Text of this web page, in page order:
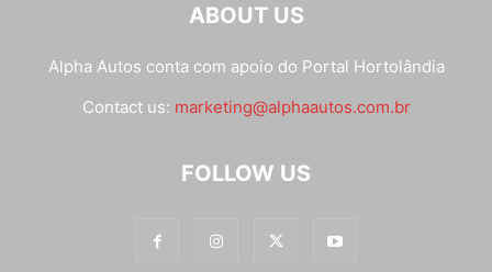
ABOUT US
Alpha Autos conta com apoio do Portal Hortolândia
Contact us: marketing@alphaautos.com.br
FOLLOW US